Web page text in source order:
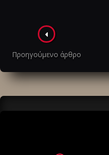
Πλοήγηση
στα
άρθρα
Προηγούμενο άρθρο